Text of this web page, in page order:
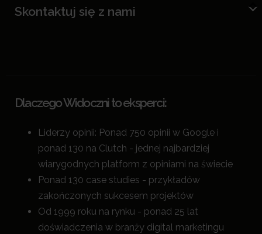
Skontaktuj się z nami
Dlaczego Widoczni to eksperci:
Liderzy opinii: Ponad 750 opinii w Google i
ponad 130 na Clutch - jednej najbardziej
wiarygodnych platform z opiniami na świecie
Ponad 130 case studies - przykładów
zakończonych sukcesem projektów
Od 1999 roku na rynku - ponad 25 lat
doświadczenia w branży digital marketingu